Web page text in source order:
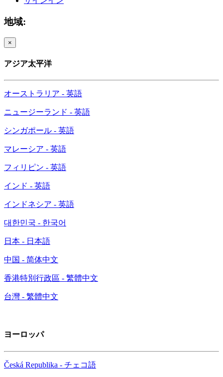
地域:
×
アジア太平洋
オーストラリア - 英語
ニュージーランド - 英語
シンガポール - 英語
マレーシア - 英語
フィリピン - 英語
インド - 英語
インドネシア - 英語
대한민국 - 한국어
日本 - 日本語
中国 - 简体中文
香港特別行政區 - 繁體中文
台灣 - 繁體中文
ヨーロッパ
Česká Republika - チェコ語